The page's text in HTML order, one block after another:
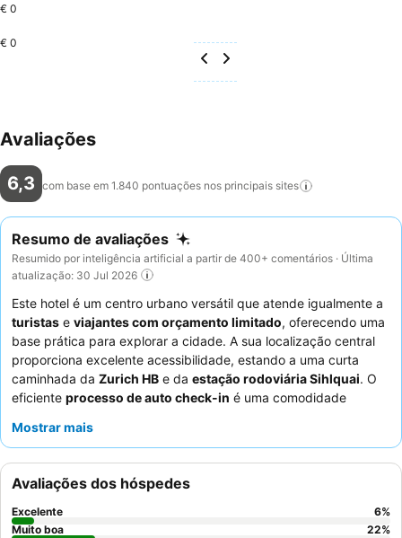
€ 0
€ 0
Avaliações
6,3 com base em 1.840 pontuações nos principais sites
Resumo de avaliações
Resumido por inteligência artificial a partir de 400+ comentários · Última
atualização: 30 Jul 2026
Este hotel é um centro urbano versátil que atende igualmente a
turistas e viajantes com orçamento limitado, oferecendo uma
base prática para explorar a cidade. A sua localização central
proporciona excelente acessibilidade, estando a uma curta
caminhada da Zurich HB e da estação rodoviária Sihlquai. O
eficiente processo de auto check-in é uma comodidade
opções de comida e bebida sejam limitadas, os hóspedes
propriedade oferece. Para uma estadia mais tranquila,
considere solicitar um quarto que não esteja virado para a rua.
Mostrar mais
Avaliações dos hóspedes
Excelente 6%
Muito boa
22%